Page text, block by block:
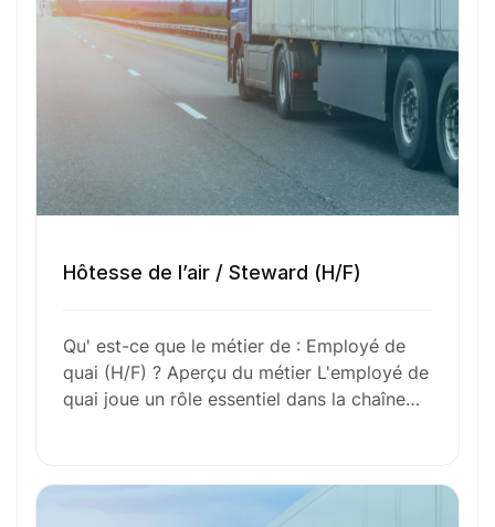
Avantages
Ces métiers peuvent vous intéresser
Envie de commencer
l’aventure avecnous?
Déposez votre
candidature
Hôtesse de l’air / Steward (H/F)
Qu' est-ce que le métier de : Employé de
quai (H/F) ? Aperçu du métier L'employé de
quai joue un rôle essentiel dans la chaîne…